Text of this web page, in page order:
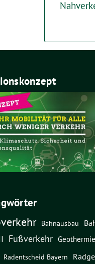
Bahnausbau
Fußverkehr Geothermie
Radentscheid Bayern